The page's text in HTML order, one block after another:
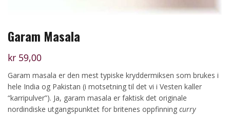
Garam Masala
kr 59,00
Garam masala er den mest typiske kryddermiksen som brukes i
hele India og Pakistan (i motsetning til det vi i Vesten kaller
“karripulver”). Ja, garam masala er faktisk det originale
nordindiske utgangspunktet for britenes oppfinning curry